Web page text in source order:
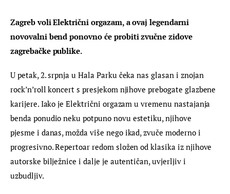
Zagreb voli Električni orgazam, a ovaj legendarni
novovalni bend ponovno će probiti zvučne zidove
zagrebačke publike.
U petak, 2. srpnja u Hala Parku čeka nas glasan i znojan
rock’n’roll koncert s presjekom njihove prebogate glazbene
karijere. Iako je Električni orgazam u vremenu nastajanja
benda ponudio neku potpuno novu estetiku, njihove
pjesme i danas, možda više nego ikad, zvuče moderno i
progresivno. Repertoar redom složen od klasika iz njihove
autorske bilježnice i dalje je autentičan, uvjerljiv i
uzbudljiv.